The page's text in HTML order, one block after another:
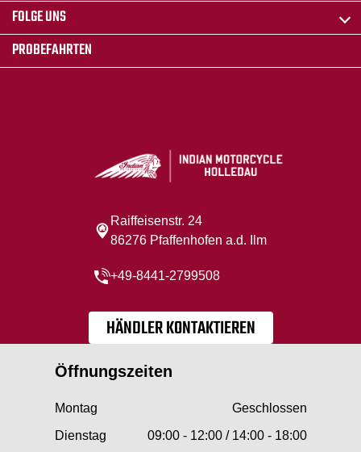
FOLGE UNS
PROBEFAHRTEN
Raiffeisenstr. 24
86276 Pfaffenhofen a.d. Ilm
+49-8441-2799508
HÄNDLER KONTAKTIEREN
Öffnungszeiten
Montag
Geschlossen
Dienstag
09:00 - 12:00 / 14:00 - 18:00